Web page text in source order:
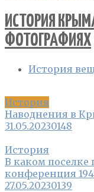
ИСТОРИЯ
ФОТОГРАФИЯХ
История
История
Наводнения в
31.05.20230148
История
В каком поселке
конференция
27.05.20230139